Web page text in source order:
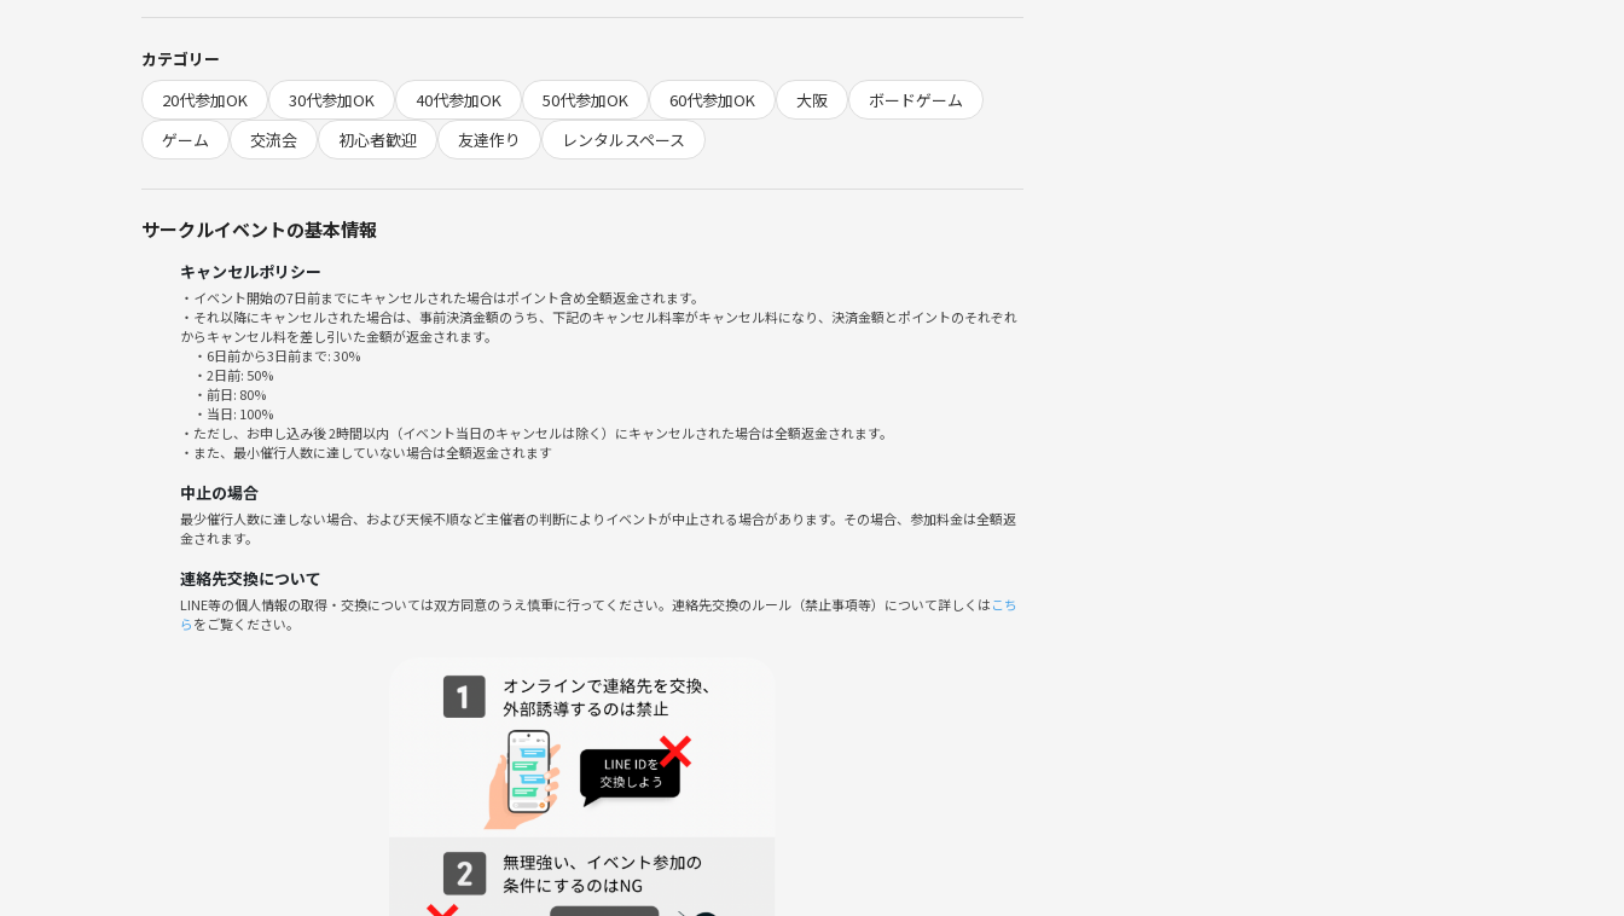
ボードゲームに興味はあるけれど、人数が集まらない、ルールがわからない、何を遊んだら良いか分からないという
結構長い歴ボードゲームを遊んでいる経験から参加人数や雰囲気にあったゲームを紹介しますので、皆で楽しみまし
ょう♪
ボードゲームを通しておしゃべりも楽しむ機会にしてもらえればなと思います‼️
◆当日の流れ
1. 集合・受付
2. 軽く自己紹介
3. ゲームスタート！
参加費1000円
レンタルスペースで開催します❗️
ボードゲーム持込OK🙆‍♀️じゃんじゃん持って来てください‼️
途中参加・退出OKです！
年齢や経験に関係なく、誰でも楽しめるアットホームな雰囲気を大切にしています。お一人での参加も大歓迎です！
みんなで協力してゲームを進めることで、自然と会話が弾み、新しい友達もできるかもしれません。運営スタッフも
・勧誘・営業・告知・引き抜き・しつこいナンパ・暴言など
・開催内容や風景写真、動画のSNS等への無許可投稿
サークルやイベントの輪を乱す行動をする方、運営側の指示に従っていただけない方や運営側が参加者様としてふさ
カテゴリー
20代参加OK
30代参加OK 40代参加OK 50代参加OK 60代参加OK 大阪
ボードゲーム
ゲーム
交流会 初心者歓迎 友達作り レンタルスペース
サークルイベントの基本情報
キャンセルポリシー
・イベント開始の7日前までにキャンセルされた場合はポイント含め全額返金されます。
・それ以降にキャンセルされた場合は、事前決済金額のうち、下記のキャンセル料率がキャンセル料になり、決済金額とポイントのそれぞれ
からキャンセル料を差し引いた金額が返金されます。
・6日前から3日前まで: 30%
・2日前: 50%
・前日: 80%
・当日: 100%
・ただし、お申し込み後 2時間以内（イベント当日のキャンセルは除く）にキャンセルされた場合は全額返金されます。
・また、最小催行人数に達していない場合は全額返金されます
中止の場合
最少催行人数に達しない場合、および天候不順など主催者の判断によりイベントが中止される場合があります。その場合、参加料金は全額返
金されます。
連絡先交換について
LINE等の個人情報の取得・交換については双方同意のうえ慎重に行ってください。連絡先交換のルール（禁止事項等）について詳しくはこち
らをご覧ください。